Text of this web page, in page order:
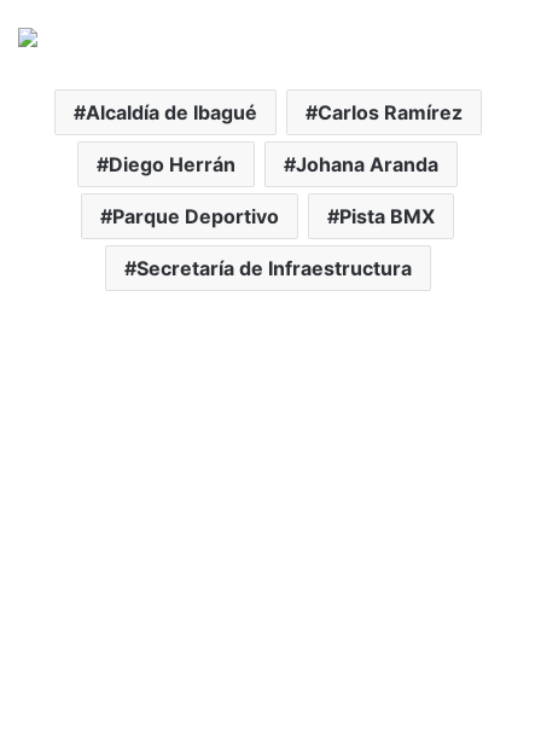
Alcaldía de Ibagué Carlos Ramírez
Diego Herrán Johana Aranda
Parque Deportivo Pista BMX
Secretaría de Infraestructura